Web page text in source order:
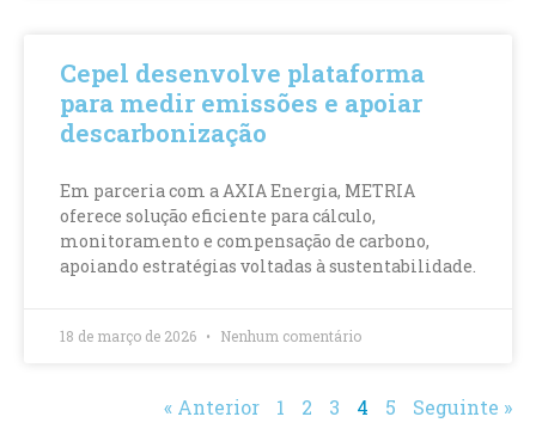
Cepel desenvolve plataforma
para medir emissões e apoiar
descarbonização
Em parceria com a AXIA Energia, METRIA
oferece solução eficiente para cálculo,
monitoramento e compensação de carbono,
apoiando estratégias voltadas à sustentabilidade.
18 de março de 2026 Nenhum comentário
« Anterior 1 2 3 4 5 Seguinte »